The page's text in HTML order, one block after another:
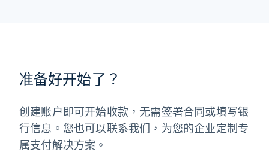
准备好开始了？
创建账户即可开始收款，无需签署合同或填写银
行信息。您也可以联系我们，为您的企业定制专
属支付解决方案。
English
葡萄牙
日本
日本語English
瑞典
SvenskaEnglish